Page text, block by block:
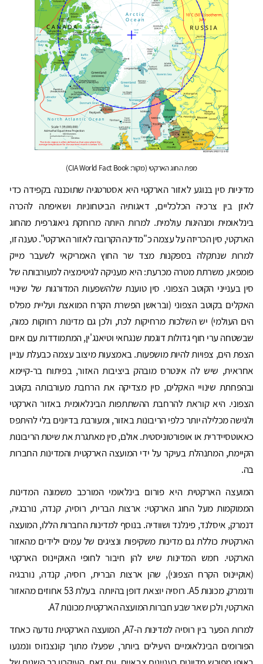
מפת החוג הארקטי (מקור: CIA World Fact Book)
מדיניות סין בנוגע לאזור הארקטי היא אסטרטגיה שתוכננה בקפידה כדי
לאזן בין צרכיה הכלכליים, דאגותיה הביטחוניות ושאיפתה להכרה
בינלאומית ומנהיגות עולמית. למרות היותה מרוחקת גיאוגרפית מהחוג
הארקטי, סין הכריזה על עצמה כ"מדינה הקרובה לאזור הארקטי". טענה זו,
למרות שנתקלה בספקנות מצד שר החוץ האמריקאי לשעבר מייק
פומפאו, משרתת מטרה מכרעת: היא מעניקה לגיטימציה למעורבותה של
סין בענייני הקוטב הצפוני. סין טוענת שלהשפעות המדורגות של שינויי
האקלים בקוטב הצפוני (ובראשן הפשרת הקרח המואצת ועליית מפלס
הים העולמי) יש השלכות מרחיקות לכת, ולכן גם מדינות רחוקות כמוה,
שבשטחה ערי חוף גדולות דוגמת שנגחאי וטיאנג'ין, המתמודדות עם איום
הצפת הים, צפויות להיות מושפעות. באמצעות מיצוב עצמה כבעלת עניין
אחראית, שיש לה אינטרס מובהק ביציבות האזור, בפיתוח בר-קיימא
ובהפחתת שינויי האקלים, סין מצדיקה את הרחבת מעורבותה בקוטב
הצפוני. היא קוראת להרחבת ההשתתפות הבינלאומית באזור הארקטי
ולגישה מכלילה יותר כלפי הריבונות באזור, ומעורבת בדיונים בלי להיתפס
כאאוטסיידרית או אופורטוניסטית. אולם, סין מאתגרת את שיטת הריבונות
הקיימת, המתנהלת בעיקר על ידי המועצה הארקטית והמדינות החברות
בה.
המועצה הארקטית היא פורום בינלאומי המורכב משמונה המדינות
הממוקמות מעל החוג הארקטי: ארצות הברית, רוסיה, קנדה, נורבגיה,
דנמרק, איסלנד, פינלנד ושוודיה. בנוסף למדינות החברות הללו, המועצה
הארקטית כוללת גם מדינות משקיפות ונציגים של עמים ילידים מהאזור
הארקטי. חמש המדינות שיש להן חיבור לחופי האוקיינוס ​​הארקטי
(אוקיינוס הקרח הצפוני), שהן ארצות הברית, רוסיה, קנדה, נורבגיה
ודנמרק, מכונות A5. רוסיה יוצאת דופן בהיותה בעלת 53 אחוזים מהאזור
הארקטי, ולכן שאר שבע חברות המועצה הארקטית מכונות A7.
למרות הפער בין רוסיה למדינות ה-A7, המועצה הארקטית נודעה כאחד
הפורומים הבינלאומיים היעילים ביותר, שפעלו מתוך קונצנזוס ונמנעו